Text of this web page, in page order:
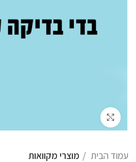
עמוד הבית מוצרי מקוואות